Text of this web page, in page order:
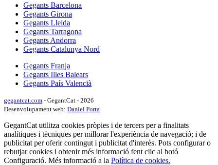
Gegants Barcelona
Gegants Girona
Gegants Lleida
Gegants Tarragona
Gegants Andorra
Gegants Catalunya Nord
Gegants Franja
Gegants Illes Balears
Gegants País Valencià
gegantcat.com - GegantCat - 2026
Desenvolupament web: Daniel Porta
GegantCat utilitza cookies pròpies i de tercers per a finalitats
analítiques i tècniques per millorar l'experiència de navegació; i de
publicitat per oferir contingut i publicitat d'interès. Pots configurar o
rebutjar cookies i obtenir més informació fent clic al botó
Configuració. Més informació a la Política de cookies.